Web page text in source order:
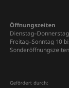
Öffnungszeiten
Freitag–Sonntag 10
Gefördert durch: